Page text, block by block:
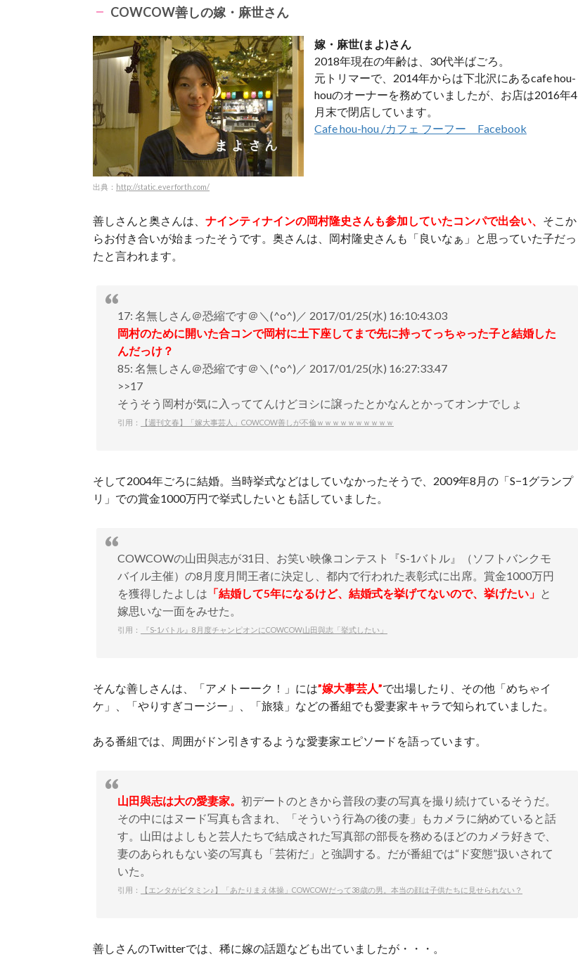
COWCOW善しの嫁・麻世さん
出典： http://static.everforth.com/
嫁・麻世(まよ)さん
2018年現在の年齢は、30代半ばごろ。
元トリマーで、2014年からは下北沢にあるcafe hou-
houのオーナーを務めていましたが、お店は2016年4
月末で閉店しています。
Cafe hou-hou /カフェ フーフー Facebook
善しさんと奥さんは、 ナインティナインの岡村隆史さんも参加していたコンパで出会い、 そこか
らお付き合いが始まったそうです。奥さんは、岡村隆史さんも「良いなぁ」と思っていた子だっ
たと言われます。
17: 名無しさん＠恐縮です＠＼(^o^)／ 2017/01/25(水) 16:10:43.03
岡村のために開いた合コンで岡村に土下座してまで先に持ってっちゃった子と結婚した
んだっけ？
85: 名無しさん＠恐縮です＠＼(^o^)／ 2017/01/25(水) 16:27:33.47
>>17
そうそう岡村が気に入っててんけどヨシに譲ったとかなんとかってオンナでしょ
引用： 【週刊文春】「嫁大事芸人」COWCOW善しが不倫ｗｗｗｗｗｗｗｗｗｗ
そして2004年ごろに結婚。当時挙式などはしていなかったそうで、2009年8月の「S−1グランプ
リ」での賞金1000万円で挙式したいとも話していました。
COWCOWの山田與志が31日、お笑い映像コンテスト『S-1バトル』（ソフトバンクモ
バイル主催）の8月度月間王者に決定し、都内で行われた表彰式に出席。賞金1000万円
を獲得したよしは 「結婚して5年になるけど、結婚式を挙げてないので、挙げたい」 と
嫁思いな一面をみせた。
引用： 『S-1バトル』8月度チャンピオンにCOWCOW山田與志「挙式したい」
そんな善しさんは、「アメトーーク！」には”嫁大事芸人”で出場したり、その他「めちゃイ
ケ」、「やりすぎコージー」、「旅猿」などの番組でも愛妻家キャラで知られていました。
ある番組では、周囲がドン引きするような愛妻家エピソードを語っています。
山田與志は大の愛妻家。 初デートのときから普段の妻の写真を撮り続けているそうだ。
その中にはヌード写真も含まれ、「そういう行為の後の妻」もカメラに納めていると話
す。山田はよしもと芸人たちで結成された写真部の部長を務めるほどのカメラ好きで、
妻のあられもない姿の写真も「芸術だ」と強調する。だが番組では“ド変態”扱いされて
いた。
引用： 【エンタがビタミン♪】「あたりまえ体操」COWCOWだって38歳の男。本当の顔は子供たちに見せられない？
善しさんのTwitterでは、稀に嫁の話題なども出ていましたが・・・。